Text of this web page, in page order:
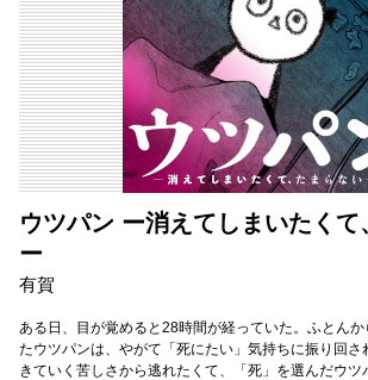
ウツパン ー消えてしまいたくて
ー
有賀
ある日、目が覚めると28時間が経っていた。ふとん
たウツパンは、やがて「死にたい」気持ちに振り回
きていく苦しさから逃れたくて、「死」を選んだウツ